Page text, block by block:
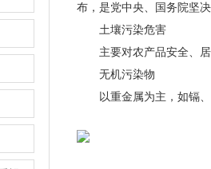
布，是党中央、国务院
土壤污染危害
主要对农产品安全、居
无机污染物
以重金属为主，如镉、汞